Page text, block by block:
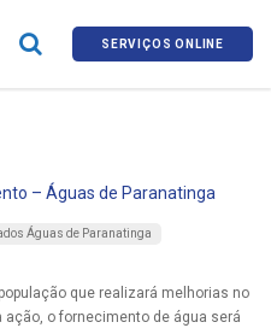
SERVIÇOS ONLINE
– Águas de Paranatinga
Águas de Paranatinga
que realizará melhorias no
o fornecimento de água será